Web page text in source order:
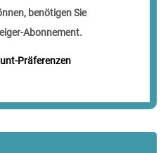
benötigen Sie
Abonnement.
Präferenzen